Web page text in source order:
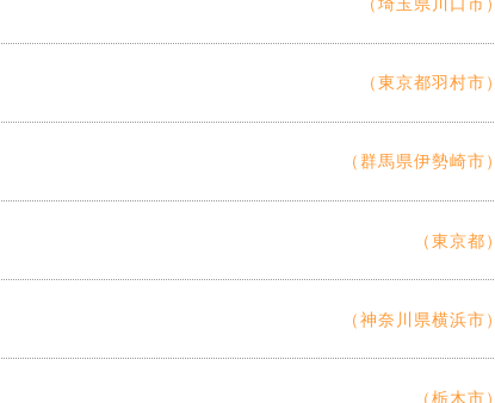
（東京都羽村市）
（群馬県伊勢崎市）
（東京都）
（神奈川県横浜市）
（栃木市）